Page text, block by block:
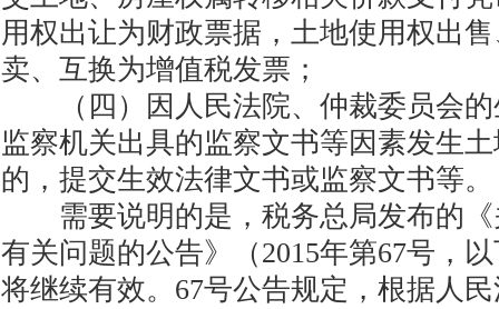
用权出让为财政票据，土地使用权出
卖、互换为增值税发票；
（四）因人民法院、仲裁委员会的
监察机关出具的监察文书等因素发生
的，提交生效法律文书或监察文书等。
需要说明的是，税务总局发布的《
有关问题的公告》（2015年第67号，
将继续有效。67号公告规定，根据人